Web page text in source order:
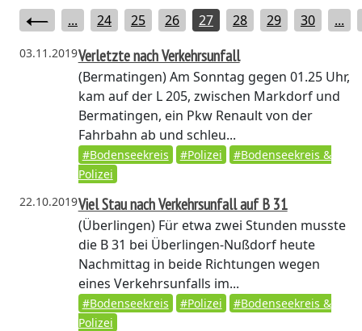
... 24 25 26 27 28 29 30 ...
03.11.2019Verletzte nach Verkehrsunfall
(Bermatingen)Am Sonntag gegen 01.25 Uhr,
kam auf der L 205, zwischen Markdorf und
Bermatingen, ein Pkw Renault von der
Fahrbahn ab und schleu...
#Bodenseekreis #Polizei
#Bodenseekreis &
Polizei
22.10.2019Viel Stau nach Verkehrsunfall auf B 31
(Überlingen)Für etwa zwei Stunden musste
die B 31 bei Überlingen-Nußdorf heute
Nachmittag in beide Richtungen wegen
eines Verkehrsunfalls im...
#Bodenseekreis #Polizei
#Bodenseekreis &
Polizei